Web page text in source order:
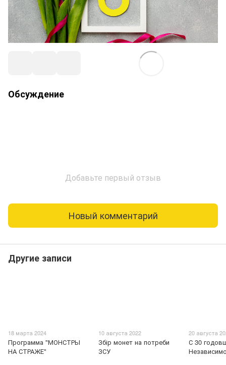
Обсуждение
Добавьте первый отзыв
Новый комментарий
Другие записи
18 марта 2024
Программа "МОНСТРЫ
НА СТРАЖЕ"
10 августа 2022
Збір монет на потреби
ЗСУ
20 августа
С 30